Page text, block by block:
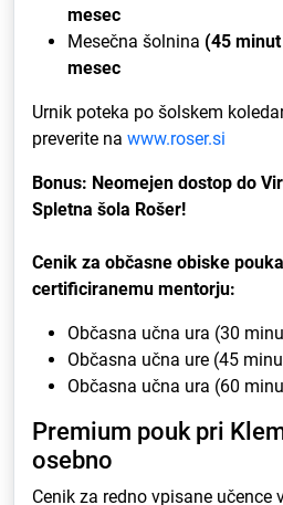
mesec
Mesečna šolnina (45
mesec
Urnik poteka po šolskem
preverite na www.roser.si
Bonus: Neomejen dostop do
Spletna šola Rošer!
Cenik za občasne obiske
certificiranemu mentorju:
Občasna učna ura (30
Občasna učna ure (45
Občasna učna ura (60
Premium pouk pri
osebno
Cenik za redno vpisane učence